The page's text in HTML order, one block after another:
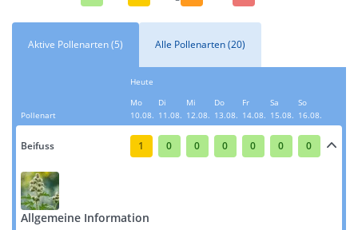
Aktive Pollenarten (5) Alle Pollenarten (20)
Pollenart
Heute
Mo
10.08.
Di
11.08.
Mi
12.08.
Do
13.08.
Fr
14.08.
Sa
15.08.
So
16.08.
Beifuss 1 0 0 0 0 0 0
Allgemeine Information